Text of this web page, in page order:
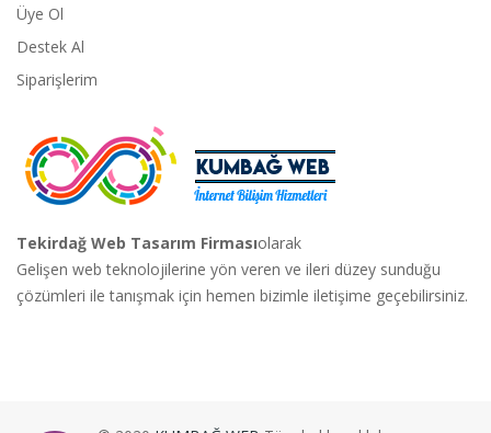
Üye Ol
Destek Al
Siparişlerim
Tekirdağ Web Tasarım Firmasıolarak
Gelişen web teknolojilerine yön veren ve ileri düzey sunduğu
çözümleri ile tanışmak için hemen bizimle iletişime geçebilirsiniz.